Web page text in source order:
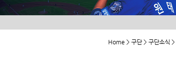
Home > 구단 > 구단소식 >